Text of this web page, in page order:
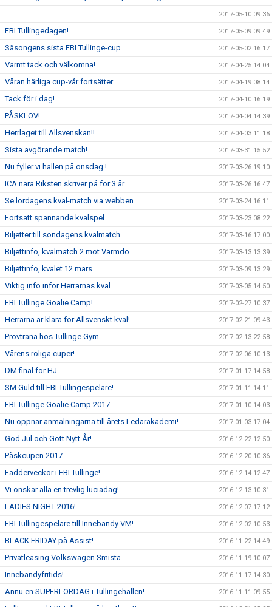
2017-05-10 09:36
FBI Tullingedagen! 2017-05-09 09:49
Säsongens sista FBI Tullinge-cup 2017-05-02 16:17
Varmt tack och välkomna! 2017-04-25 14:04
Våran härliga cup-vår fortsätter 2017-04-19 08:14
Tack för i dag! 2017-04-10 16:19
PÅSKLOV! 2017-04-04 14:39
Herrlaget till Allsvenskan!! 2017-04-03 11:18
Sista avgörande match! 2017-03-31 15:52
Nu fyller vi hallen på onsdag.! 2017-03-26 19:10
ICA nära Riksten skriver på för 3 år. 2017-03-26 16:47
Se lördagens kval-match via webben 2017-03-24 16:11
Fortsatt spännande kvalspel 2017-03-23 08:22
Biljetter till söndagens kvalmatch 2017-03-16 17:00
Biljettinfo, kvalmatch 2 mot Värmdö 2017-03-13 13:39
Biljettinfo, kvalet 12 mars 2017-03-09 13:29
Viktig info inför Herrarnas kval.. 2017-03-05 14:50
FBI Tullinge Goalie Camp! 2017-02-27 10:37
Herrarna är klara för Allsvenskt kval! 2017-02-21 09:43
Provträna hos Tullinge Gym 2017-02-13 22:58
Vårens roliga cuper! 2017-02-06 10:13
DM final för HJ 2017-01-17 14:58
SM Guld till FBI Tullingespelare! 2017-01-11 14:11
FBI Tullinge Goalie Camp 2017 2017-01-10 14:03
Nu öppnar anmälningarna till årets Ledarakademi! 2017-01-03 17:04
God Jul och Gott Nytt År! 2016-12-22 12:50
Påskcupen 2017 2016-12-20 10:36
Fadderveckor i FBI Tullinge! 2016-12-14 12:47
Vi önskar alla en trevlig luciadag! 2016-12-13 10:31
LADIES NIGHT 2016! 2016-12-07 17:12
FBI Tullingespelare till Innebandy VM! 2016-12-02 10:53
BLACK FRIDAY på Assist! 2016-11-22 14:49
Privatleasing Volkswagen Smista 2016-11-19 10:07
Innebandyfritids! 2016-11-17 14:30
Ännu en SUPERLÖRDAG i Tullingehallen! 2016-11-11 09:55